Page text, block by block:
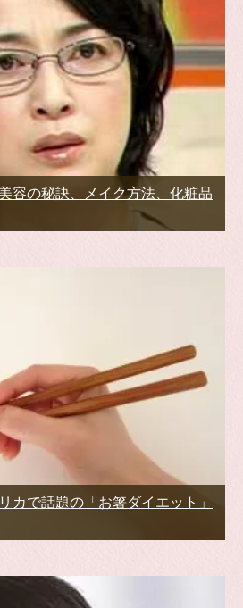
容の秘訣、メイク方法、化粧品
カで話題の「お箸ダイエット」